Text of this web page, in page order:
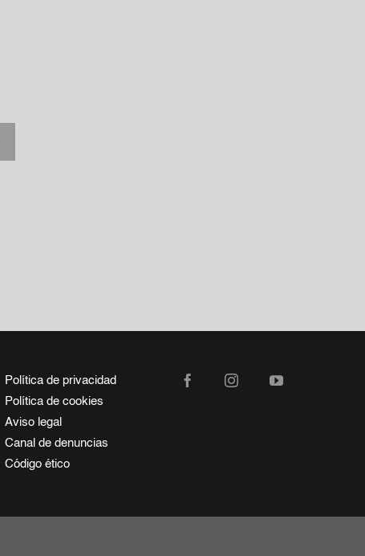
Política de privacidad
Política de cookies
Aviso legal
Canal de denuncias
Código ético